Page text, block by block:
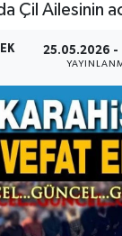
Çil Ailesinin
25.05.2026 -